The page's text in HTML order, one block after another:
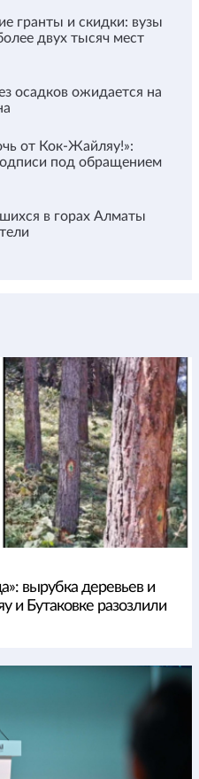
гранты и скидки: вузы
двух тысяч мест
осадков ожидается на
от Кок-Жайляу!»:
под обращением
в горах Алматы
вырубка деревьев и
и Бутаковке разозлили